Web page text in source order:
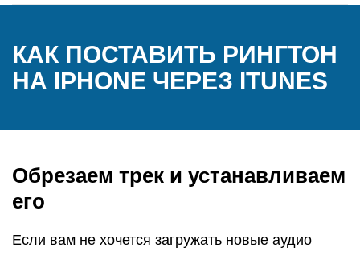
КАК ПОСТАВИТЬ РИНГТОН
НА IPHONE ЧЕРЕЗ ITUNES
Обрезаем трек и устанавливаем
его
Если вам не хочется загружать новые аудио